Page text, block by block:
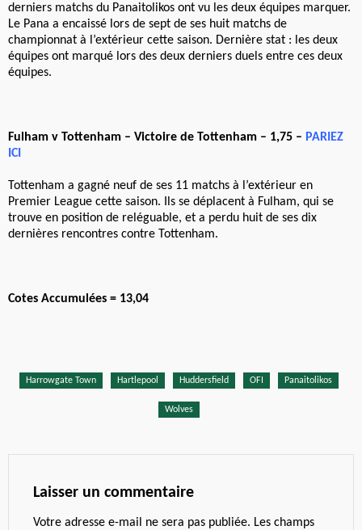
derniers matchs du Panaitolikos ont vu les deux équipes marquer.
Le Pana a encaissé lors de sept de ses huit matchs de
championnat à l’extérieur cette saison. Dernière stat : les deux
équipes ont marqué lors des deux derniers duels entre ces deux
équipes.
Fulham v Tottenham – Victoire de Tottenham – 1,75 – PARIEZ
ICI
Tottenham a gagné neuf de ses 11 matchs à l’extérieur en
Premier League cette saison. Ils se déplacent à Fulham, qui se
trouve en position de reléguable, et a perdu huit de ses dix
dernières rencontres contre Tottenham.
Cotes Accumulées = 13,04
Harrowgate Town Hartlepool Huddersfield OFI Panaitolikos
Wolves
Laisser un commentaire
Votre adresse e-mail ne sera pas publiée. Les champs